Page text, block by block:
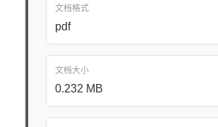
文档格式
pdf
文档大小
0.232 MB